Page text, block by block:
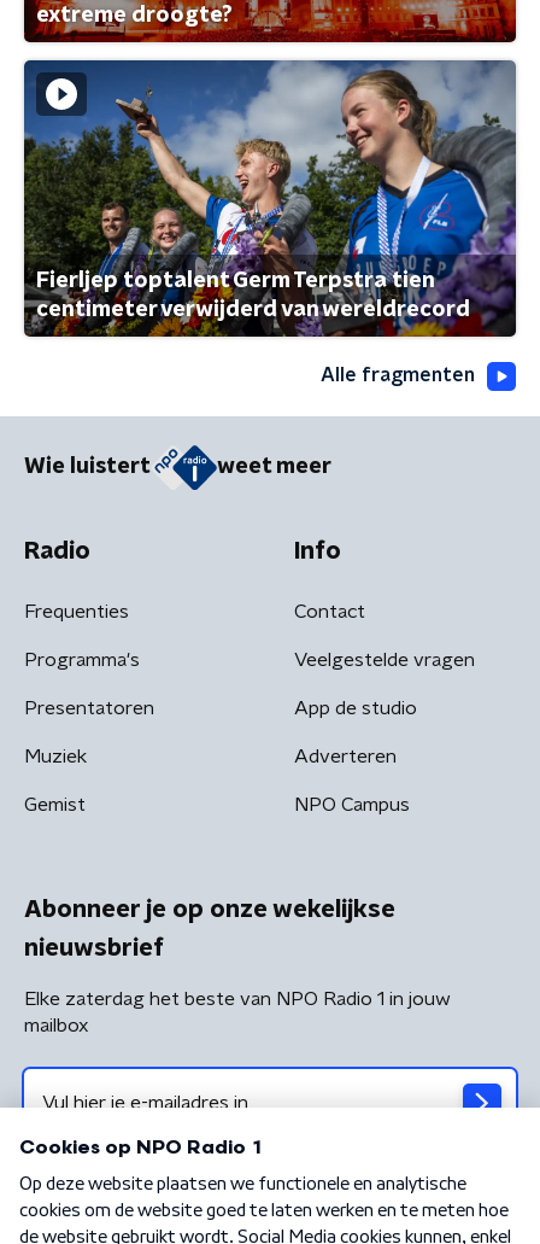
extreme droogte?
Fierljep toptalent Germ Terpstra tien
centimeter verwijderd van wereldrecord
Alle fragmenten
Wie luistert weet meer
Radio
Frequenties
Programma's
Presentatoren
Muziek
Gemist
Info
Contact
Veelgestelde vragen
App de studio
Adverteren
NPO Campus
Abonneer je op onze wekelijkse
nieuwsbrief
Elke zaterdag het beste van NPO Radio 1 in jouw
mailbox